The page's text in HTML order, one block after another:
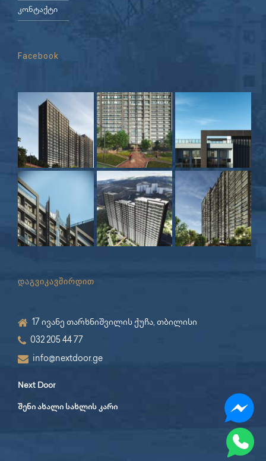
კონტაქტი
Facebook
დაგვიკავშირდით
17 ივანე თარხნიშვილის ქუჩა, თბილისი
032 205 44 77
info@nextdoor.ge
Next Door
შენი ახალი სახლის კარი